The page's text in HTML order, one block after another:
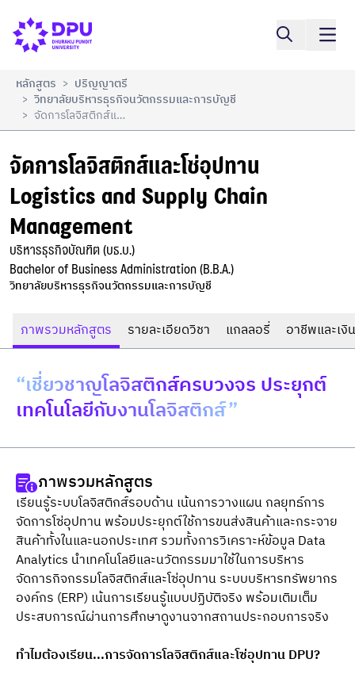
จัดการโลจิสติกส์และโซ่อุปทาน
Logistics and Supply Chain Management
เปรียบเทียบ
หลักสูตร > ปริญญาตรี
> วิทยาลัยบริหารธุรกิจนวัตกรรมและการบัญชี
> จัดการโลจิสติกส์และโซ่อุปทาน Logistics And Supply Chain Management
จัดการโลจิสติกส์และโซ่อุปทาน
Logistics and Supply Chain
Management
บริหารธุรกิจบัณฑิต (บธ.บ.)
Bachelor of Business Administration (B.B.A.)
วิทยาลัยบริหารธุรกิจนวัตกรรมและการบัญชี
ภาพรวมหลักสูตร รายละเอียดวิชา แกลลอรี่ อาชีพและเงิ
“เชี่ยวชาญโลจิสติกส์ครบวงจร ประยุกต์
เทคโนโลยีกับงานโลจิสติกส์”
ภาพรวมหลักสูตร
เรียนรู้ระบบโลจิสติกส์รอบด้าน เน้นการวางแผน กลยุทธ์การ
จัดการโซ่อุปทาน พร้อมประยุกต์ใช้การขนส่งสินค้าและกระจาย
สินค้าทั้งในและนอกประเทศ รวมทั้งการวิเคราะห์ข้อมูล Data
Analytics นําเทคโนโลยีและนวัตกรรมมาใช้ในการบริหาร
จัดการกิจกรรมโลจิสติกส์และโซ่อุปทาน ระบบบริหารทรัพยากร
องค์กร (ERP) เน้นการเรียนรู้แบบปฏิบัติจริง พร้อมเติมเต็ม
ประสบการณ์ผ่านการศึกษาดูงานจากสถานประกอบการจริง
ทำไมต้องเรียน...การจัดการโลจิสติกส์และโซ่อุปทาน DPU?